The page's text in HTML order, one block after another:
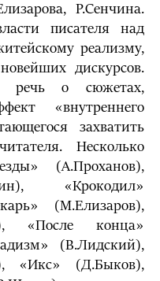
Р.Сенчина.
писателя над
реализму,
дискурсов.
речь о сюжетах,
«внутреннего
захватить
Несколько
(А.Проханов),
«Крокодил»
(М.Елизаров),
«После конца»
(В.Лидский),
«Икс» (Д.Быков),